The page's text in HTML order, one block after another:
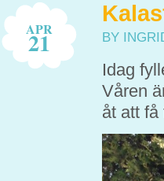
APR
21 BY
Idag
Våren
åt att få